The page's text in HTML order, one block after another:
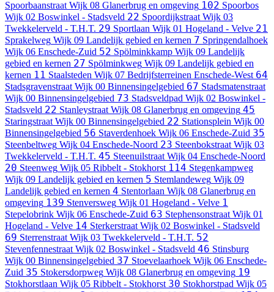
Spoorbaanstraat Wijk 08 Glanerbrug en omgeving 102 Spoorbos
Wijk 02 Boswinkel - Stadsveld 22 Spoordijkstraat Wijk 03
Twekkelerveld - T.H.T. 29 Sportlaan Wijk 01 Hogeland - Velve 21
Sprakelweg Wijk 09 Landelijk gebied en kernen 7 Springendalhoek
Wijk 06 Enschede-Zuid 52 Spölminkkamp Wijk 09 Landelijk
gebied en kernen 27 Spölminkweg Wijk 09 Landelijk gebied en
kernen 11 Staalsteden Wijk 07 Bedrijfsterreinen Enschede-West 64
Stadsgravenstraat Wijk 00 Binnensingelgebied 67 Stadsmatenstraat
Wijk 00 Binnensingelgebied 73 Stadsveldpad Wijk 02 Boswinkel -
Stadsveld 22 Stanleystraat Wijk 08 Glanerbrug en omgeving 45
Staringstraat Wijk 00 Binnensingelgebied 22 Stationsplein Wijk 00
Binnensingelgebied 56 Staverdenhoek Wijk 06 Enschede-Zuid 35
Steenbeltweg Wijk 04 Enschede-Noord 23 Steenbokstraat Wijk 03
Twekkelerveld - T.H.T. 45 Steenuilstraat Wijk 04 Enschede-Noord
20 Steenweg Wijk 05 Ribbelt - Stokhorst 114 Stegenkampweg
Wijk 09 Landelijk gebied en kernen 5 Stemlandeweg Wijk 09
Landelijk gebied en kernen 4 Stentorlaan Wijk 08 Glanerbrug en
omgeving 139 Stenversweg Wijk 01 Hogeland - Velve 1
Stepelobrink Wijk 06 Enschede-Zuid 63 Stephensonstraat Wijk 01
Hogeland - Velve 14 Sterkerstraat Wijk 02 Boswinkel - Stadsveld
69 Sterrenstraat Wijk 03 Twekkelerveld - T.H.T. 52
Stevenfennestraat Wijk 02 Boswinkel - Stadsveld 46 Stinsburg
Wijk 00 Binnensingelgebied 37 Stoevelaarhoek Wijk 06 Enschede-
Zuid 35 Stokersdorpweg Wijk 08 Glanerbrug en omgeving 19
Stokhorstlaan Wijk 05 Ribbelt - Stokhorst 30 Stokhorstpad Wijk 05